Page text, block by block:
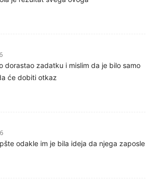
dorastao zadatku i mislim da je bilo samo
će dobiti otkaz
odakle im je bila ideja da njega zaposle